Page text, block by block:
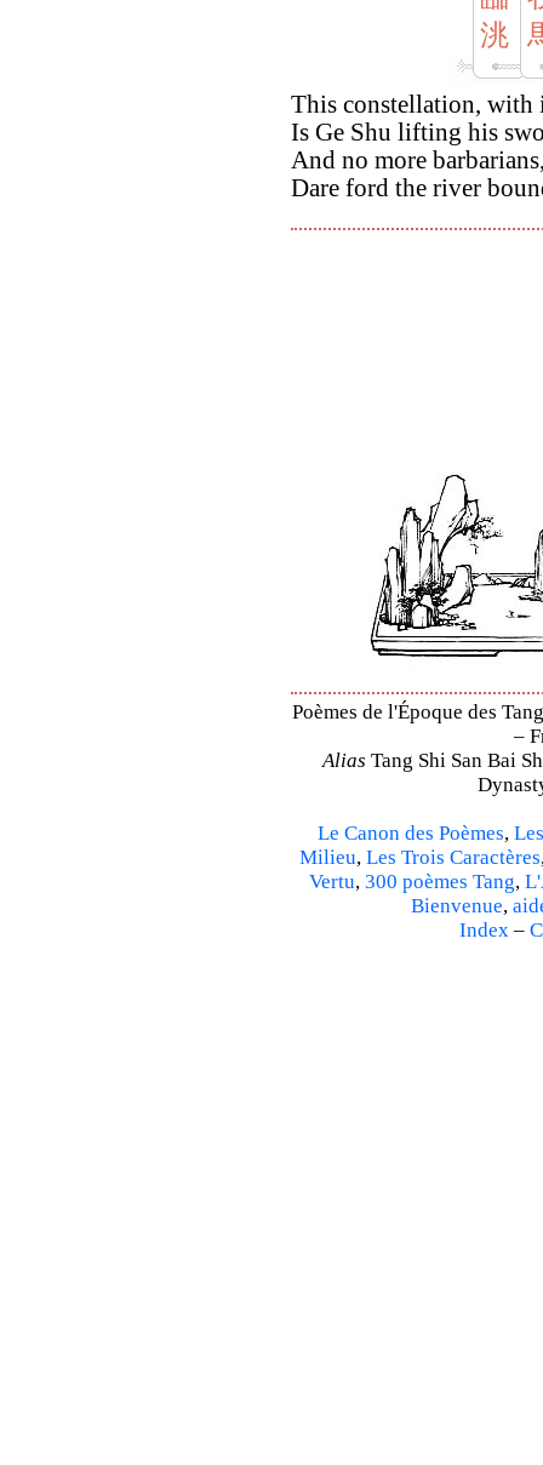
洮
This constellation, with
Is Ge Shu lifting his
And no more
Dare ford the river
Poèmes de l'Époque des
–
Alias Tang Shi San Bai
Le Canon des Poèmes,
Milieu, Les Trois Caractères
Vertu, 300 poèmes Tang,
Bienvenue,
Index–